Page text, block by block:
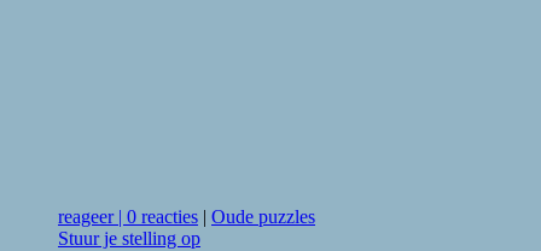
reageer| 0 reacties | Oude puzzles
Stuur je stelling op